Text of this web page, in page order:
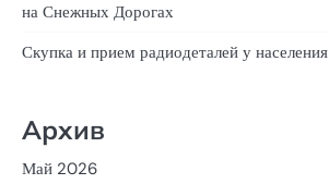
на Снежных Дорогах
Скупка и прием радиодеталей у населения
Архив
Май 2026